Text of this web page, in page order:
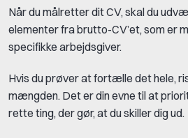
Når du målretter dit CV, skal du
elementer fra brutto-CV’et, som er
specifikke arbejdsgiver.
Hvis du prøver at fortælle det hele,
mængden. Det er din evne til at
rette ting, der gør, at du skiller dig ud.